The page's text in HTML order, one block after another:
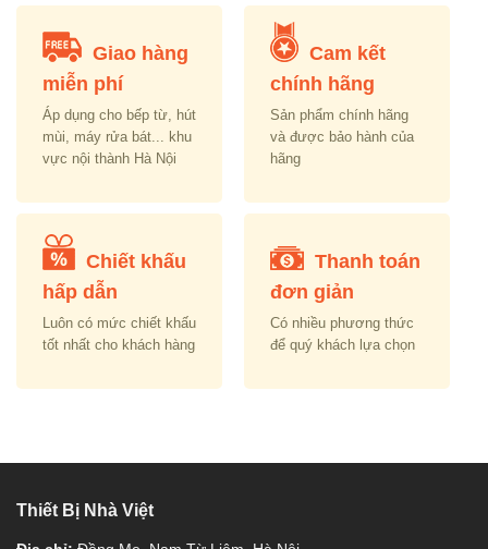
Giao hàng
miễn phí
Áp dụng cho bếp từ, hút
mùi, máy rửa bát... khu
vực nội thành Hà Nội
Cam kết
chính hãng
Sản phẩm chính hãng
và được bảo hành của
hãng
Chiết khấu
hấp dẫn
Luôn có mức chiết khấu
tốt nhất cho khách hàng
Thanh toán
đơn giản
Có nhiều phương thức
để quý khách lựa chọn
Thiết Bị Nhà Việt